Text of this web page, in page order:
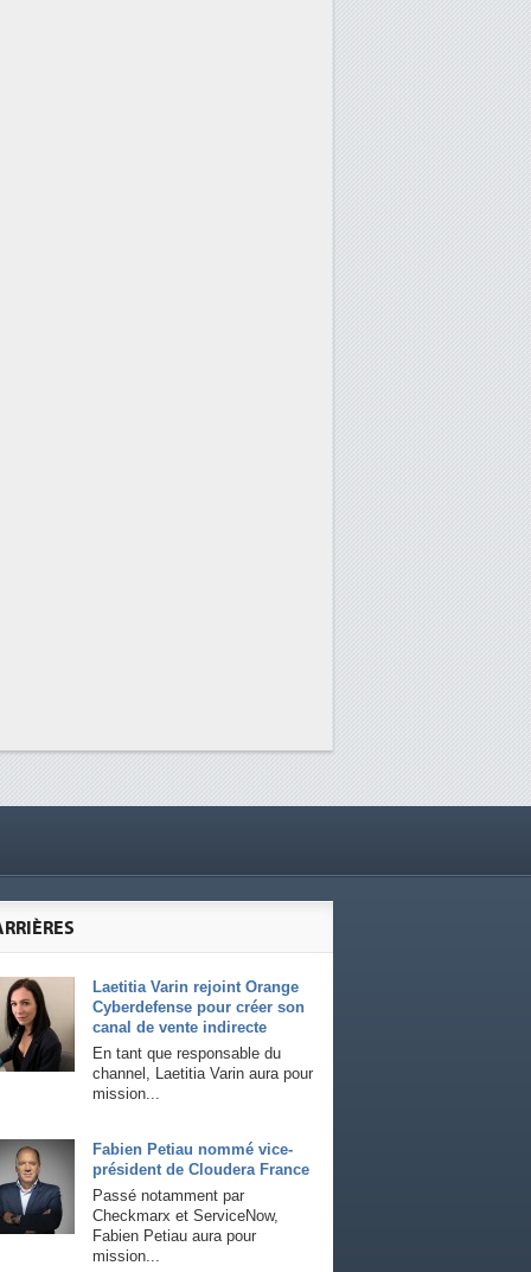
Laetitia Varin rejoint Orange
Cyberdefense pour créer son
canal de vente indirecte
En tant que responsable du
channel, Laetitia Varin aura pour
mission...
Fabien Petiau nommé vice-
président de Cloudera France
Passé notamment par
Checkmarx et ServiceNow,
Fabien Petiau aura pour
mission...